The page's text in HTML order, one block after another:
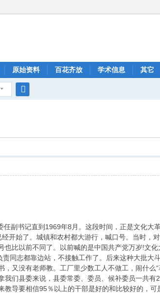
原始资料 百花齐放 学术信息 其它
副书记直到1969年8月。这段时间，正是文化大
开始了。城镇和农村都大游行，喊口号。当时，
比以前不同了。以前喊的是中国共产党万岁!文
同志都靠边站，不接触工作了。后来这种大批大
又没有老师教。工厂里少数工人不做工，闹什
们县委来说，县委常委、委员、候补委员一共
教导要相信95％以上的干部是好的和比较好的，